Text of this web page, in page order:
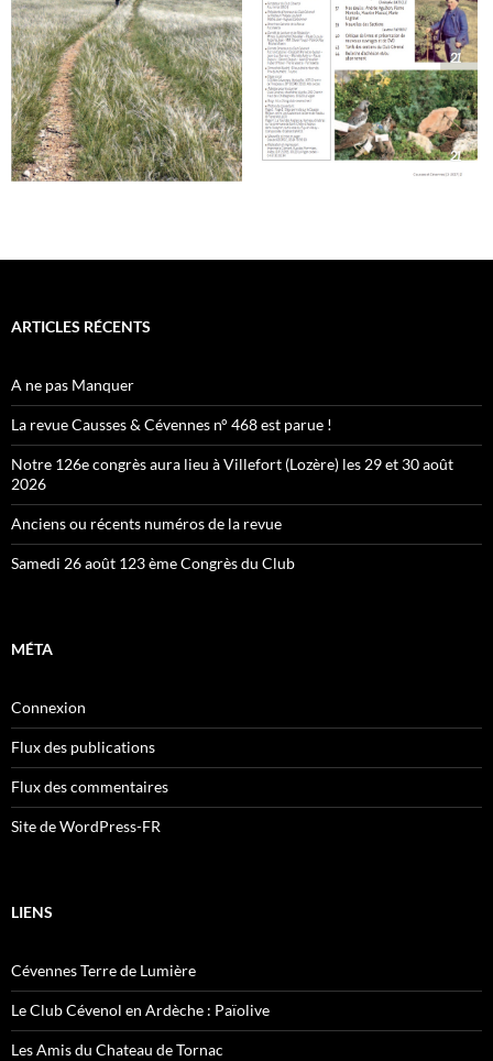
ARTICLES RÉCENTS
A ne pas Manquer
La revue Causses & Cévennes n° 468 est parue !
Notre 126e congrès aura lieu à Villefort (Lozère) les 29 et 30 août
2026
Anciens ou récents numéros de la revue
Samedi 26 août 123 ème Congrès du Club
MÉTA
Connexion
Flux des publications
Flux des commentaires
Site de WordPress-FR
LIENS
Cévennes Terre de Lumière
Le Club Cévenol en Ardèche : Païolive
Les Amis du Chateau de Tornac